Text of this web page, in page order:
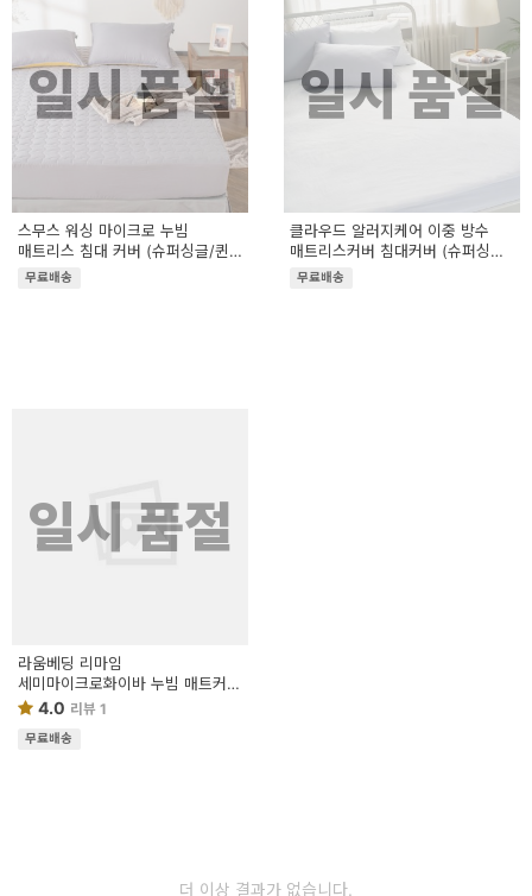
일시 품절
스무스 워싱 마이크로 누빔
매트리스 침대 커버 (슈퍼싱글/퀸)
SS/Q
무료배송
일시 품절
클라우드 알러지케어 이중 방수
매트리스커버 침대커버 (슈퍼싱글/
퀸) SS/Q
무료배송
일시 품절
라움베딩 리마임
세미마이크로화이바 누빔 매트커버
K 4.0 리뷰 1
무료배송
더 이상 결과가 없습니다.